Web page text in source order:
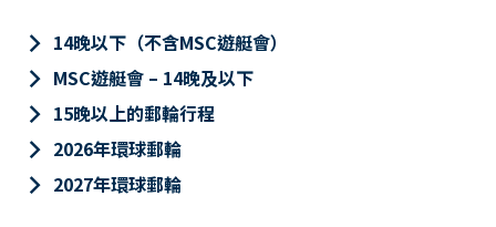
keyboard_arrow_right 14晚以下（不含MSC遊艇會）
keyboard_arrow_right MSC遊艇會 – 14晚及以下
keyboard_arrow_right 15晚以上的郵輪行程
keyboard_arrow_right 2026年環球郵輪
keyboard_arrow_right 2027年環球郵輪